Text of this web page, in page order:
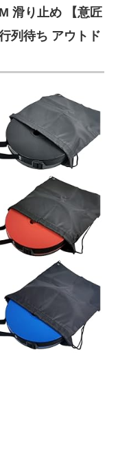
滑り止め 【意匠
列待ち アウトド